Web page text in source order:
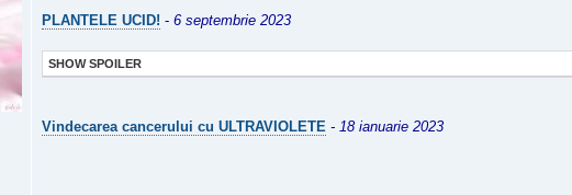
PLANTELE UCID! - 6 septembrie 2023
SHOW SPOILER
Vindecarea cancerului cu ULTRAVIOLETE - 18 ianuarie 2023